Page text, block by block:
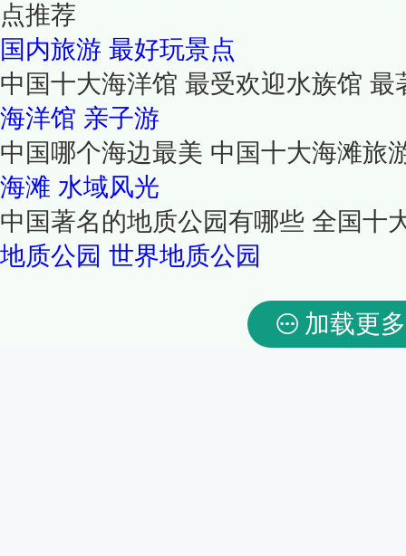
点推荐
国内旅游 最好玩景点
中国十大海洋馆 最受欢迎水族馆
海洋馆 亲子游
中国哪个海边最美 中国十大海滩旅
海滩 水域风光
中国著名的地质公园有哪些 全国十
地质公园 世界地质公园
加载更多